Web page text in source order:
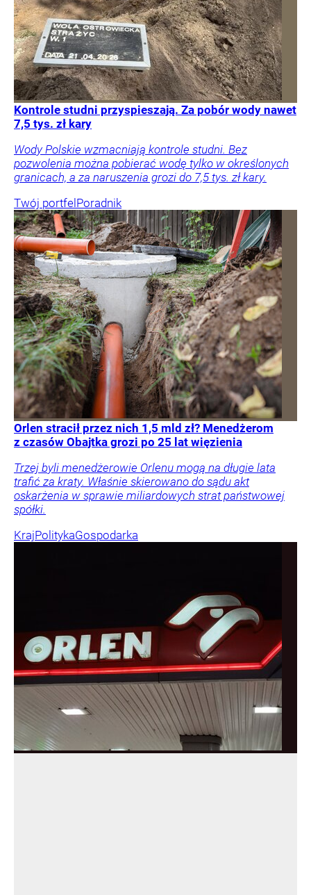
Kontrole studni przyspieszają. Za pobór wody nawet
7,5 tys. zł kary
Wody Polskie wzmacniają kontrole studni. Bez
pozwolenia można pobierać wodę tylko w określonych
granicach, a za naruszenia grozi do 7,5 tys. zł kary.
Twój portfelPoradnik
Orlen stracił przez nich 1,5 mld zł? Menedżerom
z czasów Obajtka grozi po 25 lat więzienia
Trzej byli menedżerowie Orlenu mogą na długie lata
trafić za kraty. Właśnie skierowano do sądu akt
oskarżenia w sprawie miliardowych strat państwowej
spółki.
KrajPolitykaGospodarka